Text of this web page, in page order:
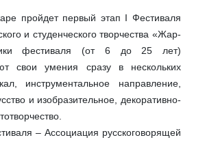
пройдет первый этап I Фестиваля
и студенческого творчества «Жар-
фестиваля (от 6 до 25 лет)
свои умения сразу в нескольких
инструментальное направление,
и изобразительное, декоративно-
– Ассоциация русскоговорящей